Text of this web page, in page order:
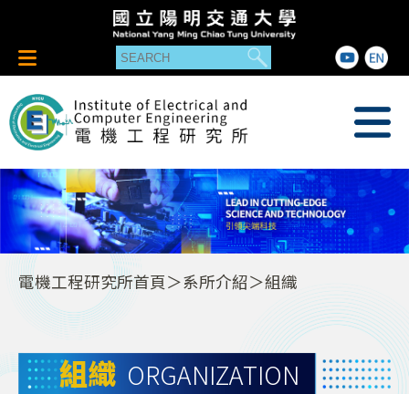
電機工程研究所首頁＞系所介紹＞組織
組織 ORGANIZATION